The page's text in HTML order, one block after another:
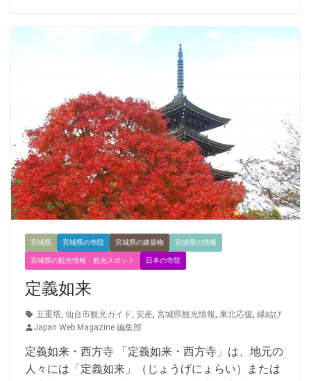
宮城県 宮城県の寺院 宮城県の建築物 宮城県の情報
宮城県の観光情報・観光スポット 日本の寺院
定義如来
五重塔 仙台市観光ガイド 安産 宮城県観光情報 東北応援 縁結び
Japan Web Magazine 編集部
定義如来・西方寺 「定義如来・西方寺」は、地元の
人々には「定義如来」（じょうげにょらい）または